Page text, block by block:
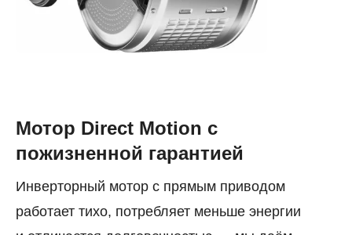
Мотор Direct Motion с
пожизненной гарантией
Инверторный мотор с прямым приводом
работает тихо, потребляет меньше энергии